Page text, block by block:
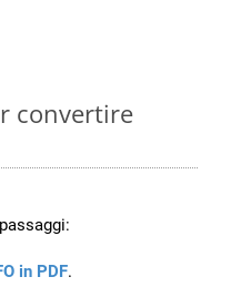
convertire
in PDF.